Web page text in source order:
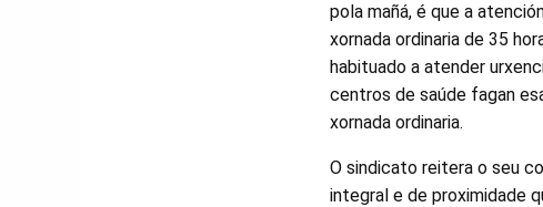
pola mañá, é que a
xornada ordinaria de 35
habituado a atender
centros de saúde fagan
xornada ordinaria.
O sindicato reitera o seu
integral e de proximidade